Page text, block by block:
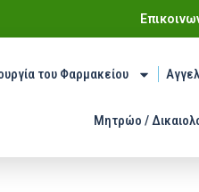
του Φαρμακείου
Μητρώο /